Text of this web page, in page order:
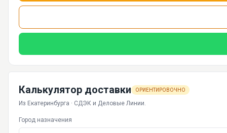
Калькулятор доставки ОРИЕНТИРОВОЧНО
Из Екатеринбурга · СДЭК и Деловые Линии.
Город назначения